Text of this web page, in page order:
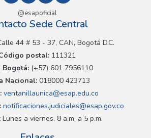
@esapoficial
Sede Central
44 # 53 - 37, CAN, Bogotá D.C.
postal: 111321
Bogotá:(+57) 601 7956110
Nacional: 018000 423713
ventanillaunica@esap.edu.co
notificaciones.judiciales@esap.gov.co
Lunes a viernes, 8 a.m. a 5 p.m.